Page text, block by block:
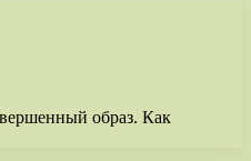
образ. Как